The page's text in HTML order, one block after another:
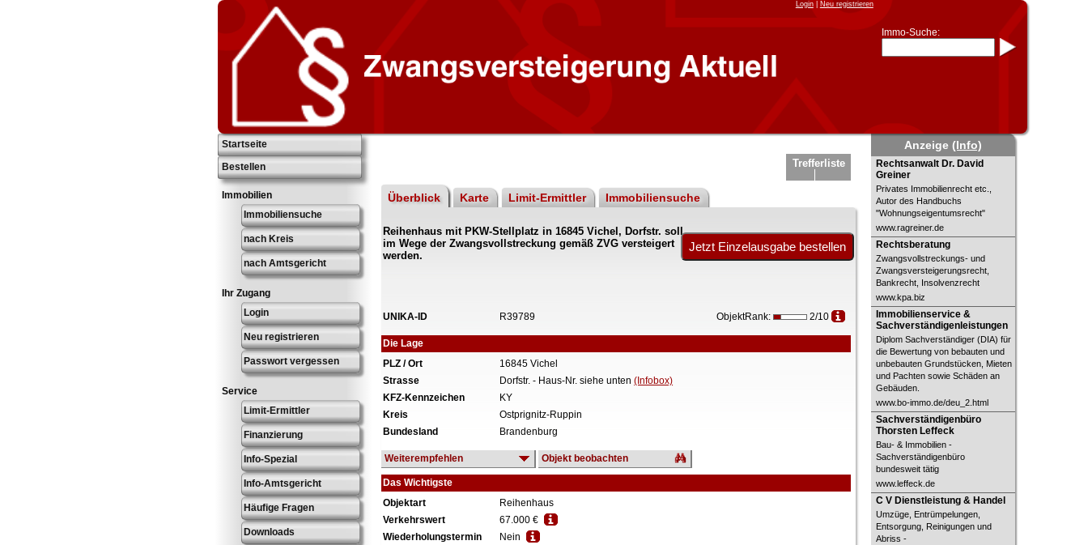
Login| Neu registrieren
Immo-Suche:
* Suche verfeinern durch
Kombinieren
z.B.:15 Frankfurtfür
Frankfurt/Oder
und6 Frankfurt
Main
Immobiliensuche
nach Kreis
nach Amtsgericht
Startseite
Bestellen
Immobilien
Immobiliensuche
nach Kreis
nach Amtsgericht
Ihr Zugang
Login
Neu registrieren
Passwort vergessen
Service
Limit-Ermittler
Finanzierung
Info-Spezial
Info-Amtsgericht
Häufige Fragen
Downloads
Trefferliste
Überblick Karte Limit-Ermittler Immobiliensuche
Reihenhaus mit PKW-Stellplatz in 16845 Vichel, Dorfstr. soll
im Wege der Zwangsvollstreckung gemäß ZVG versteigert
werden.
UNIKA-ID R39789 ObjektRank: 2/10
Die Lage
PLZ / Ort
16845 Vichel
Strasse
Dorfstr. - Haus-Nr. siehe unten(Infobox)
KFZ-Kennzeichen
KY
Kreis
Ostprignitz-Ruppin
Bundesland
Brandenburg
Weiterempfehlen Objekt beobachten
Das Wichtigste
Objektart
Reihenhaus
Verkehrswert
67.000 €
Wiederholungstermin
Nein
Anzeige(Info)
Rechtsanwalt Dr. David Greiner
Rechtsanwalt Dr. David
Greiner
Privates Immobilienrecht etc.,
Autor des Handbuchs
"Wohnungseigentumsrecht"
www.ragreiner.de
Rechtsberatung
Rechtsberatung
Zwangsvollstreckungs- und
Zwangsversteigerungsrecht,
Bankrecht, Insolvenzrecht
www.kpa.biz
Immobilienservice &
Sachverständigenleistungen
Immobilienservice &
Sachverständigenleistungen
Diplom Sachverständiger (DIA) für
die Bewertung von bebauten und
unbebauten Grundstücken, Mieten
und Pachten sowie Schäden an
Gebäuden.
www.bo-immo.de/deu_2.html
Sachverständigenbüro
Thorsten Leffeck
Sachverständigenbüro
Thorsten Leffeck
Bau- & Immobilien -
Sachverständigenbüro
bundesweit tätig
www.leffeck.de
C V Dienstleistung & Handel
C V Dienstleistung & Handel
Umzüge, Entrümpelungen,
Entsorgung, Reinigungen und
Abriss -